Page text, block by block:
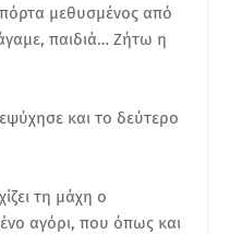
μεθυσμένος από
παιδιά… Ζήτω η
και το δεύτερο
τη μάχη ο
αγόρι, που όπως και